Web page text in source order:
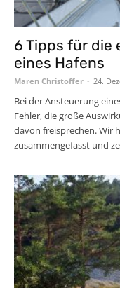
6 Tipps für die
eines Hafens
Maren Christoffer - 24.
Bei der Ansteuerung
Fehler, die große
davon freisprechen. Wir
zusammengefasst und